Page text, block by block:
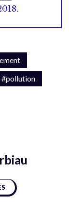
#pollution